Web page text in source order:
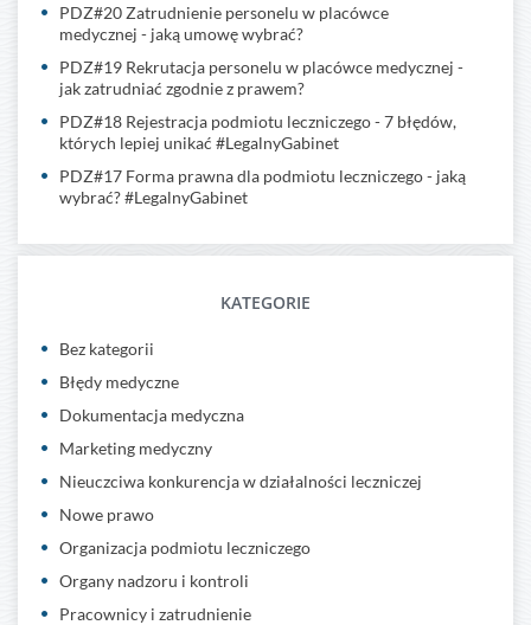
PDZ#20 Zatrudnienie personelu w placówce
medycznej - jaką umowę wybrać?
PDZ#19 Rekrutacja personelu w placówce medycznej -
jak zatrudniać zgodnie z prawem?
PDZ#18 Rejestracja podmiotu leczniczego - 7 błędów,
których lepiej unikać #LegalnyGabinet
PDZ#17 Forma prawna dla podmiotu leczniczego - jaką
wybrać? #LegalnyGabinet
KATEGORIE
Bez kategorii
Błędy medyczne
Dokumentacja medyczna
Marketing medyczny
Nieuczciwa konkurencja w działalności leczniczej
Nowe prawo
Organizacja podmiotu leczniczego
Organy nadzoru i kontroli
Pracownicy i zatrudnienie